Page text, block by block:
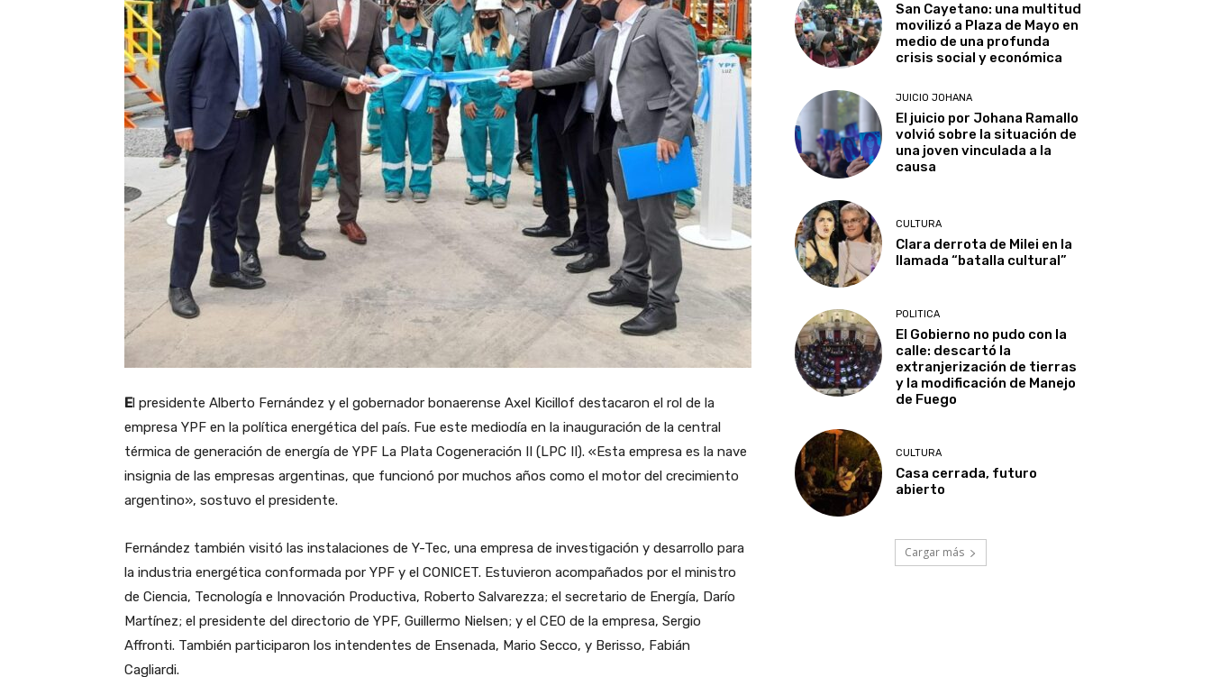
E l presidente Alberto Fernández y el gobernador bonaerense Axel Kicillof destacaron el rol de la
empresa YPF en la política energética del país. Fue este mediodía en la inauguración de la central
térmica de generación de energía de YPF La Plata Cogeneración II (LPC II). «Esta empresa es la nave
insignia de las empresas argentinas, que funcionó por muchos años como el motor del crecimiento
argentino», sostuvo el presidente.
Fernández también visitó las instalaciones de Y-Tec, una empresa de investigación y desarrollo para
la industria energética conformada por YPF y el CONICET. Estuvieron acompañados por el ministro
de Ciencia, Tecnología e Innovación Productiva, Roberto Salvarezza; el secretario de Energía, Darío
Martínez; el presidente del directorio de YPF, Guillermo Nielsen; y el CEO de la empresa, Sergio
Affronti. También participaron los intendentes de Ensenada, Mario Secco, y Berisso, Fabián
Cagliardi.
San Cayetano: una multitud
movilizó a Plaza de Mayo en
medio de una profunda
crisis social y económica
JUICIO JOHANA
El juicio por Johana Ramallo
volvió sobre la situación de
una joven vinculada a la
causa
CULTURA
Clara derrota de Milei en la
llamada “batalla cultural”
POLITICA
El Gobierno no pudo con la
calle: descartó la
extranjerización de tierras
y la modificación de Manejo
de Fuego
CULTURA
Casa cerrada, futuro
abierto
Cargar más